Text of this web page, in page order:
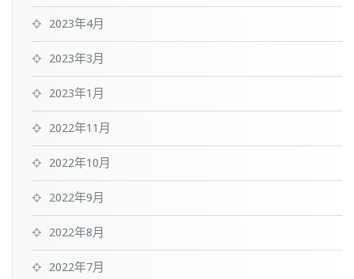
2023年4月
2023年3月
2023年1月
2022年11月
2022年10月
2022年9月
2022年8月
2022年7月